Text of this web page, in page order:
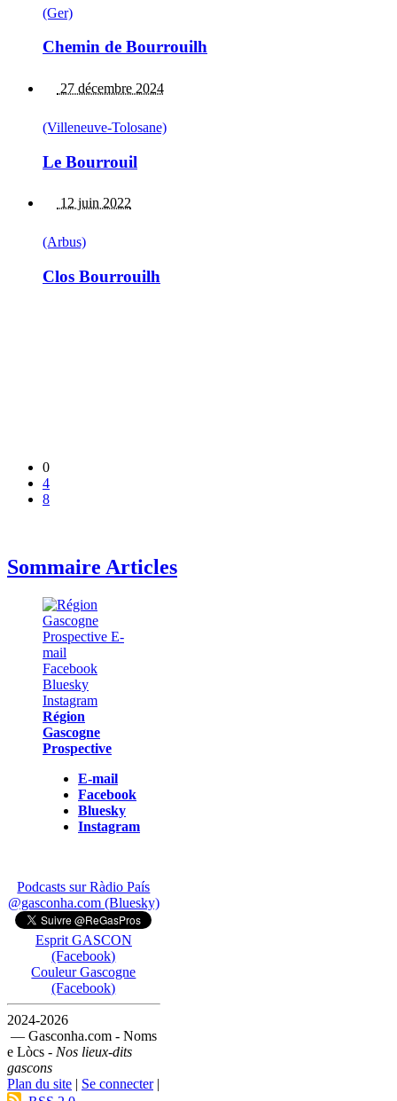
(Ger)
Chemin de Bourrouilh
27 décembre 2024
(Villeneuve-Tolosane)
Le Bourrouil
12 juin 2022
(Arbus)
Clos Bourrouilh
0
4
8
Sommaire Articles
Région
Gascogne
Prospective
E-mail
Facebook
Bluesky
Instagram
Podcasts sur Ràdio País
@gasconha.com (Bluesky)
Esprit GASCON
(Facebook)
Couleur Gascogne
(Facebook)
2024-2026
— Gasconha.com - Noms
e Lòcs - Nos lieux-dits
gascons
Plan du site | Se connecter|